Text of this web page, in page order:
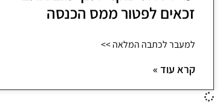
זכאים לפטור ממס הכנסה
למעבר לכתבה המלאה >>
קרא עוד »